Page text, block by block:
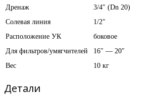
Дренаж
3/4″ (Dn 20)
Солевая линия
1/2″
Расположение УК
боковое
Для фильтров/умягчителей
16″ — 20″
Вес
10 кг
Детали